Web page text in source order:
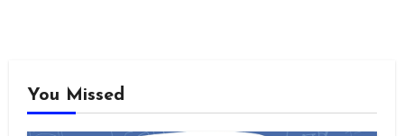
You Missed